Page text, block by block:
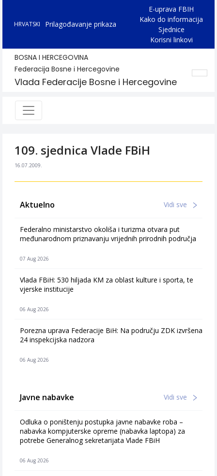
HRVATSKI Prilagođavanje prikaza
E-uprava FBIH
Kako do informacija
Sjednice
Korisni linkovi
BOSNA I HERCEGOVINA
Federacija Bosne i Hercegovine
Vlada Federacije Bosne i Hercegovine
109. sjednica Vlade FBiH
16.07.2009.
Aktuelno Vidi sve
Federalno ministarstvo okoliša i turizma otvara put
međunarodnom priznavanju vrijednih prirodnih područja
07 Aug 2026
Vlada FBiH: 530 hiljada KM za oblast kulture i sporta, te
vjerske institucije
06 Aug 2026
Porezna uprava Federacije BiH: Na području ZDK izvršena
24 inspekcijska nadzora
06 Aug 2026
Javne nabavke Vidi sve
Odluka o poništenju postupka javne nabavke roba –
nabavka kompjuterske opreme (nabavka laptopa) za
potrebe Generalnog sekretarijata Vlade FBiH
06 Aug 2026